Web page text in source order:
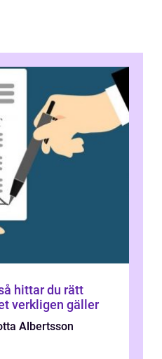
verkligen gäller
Albertsson